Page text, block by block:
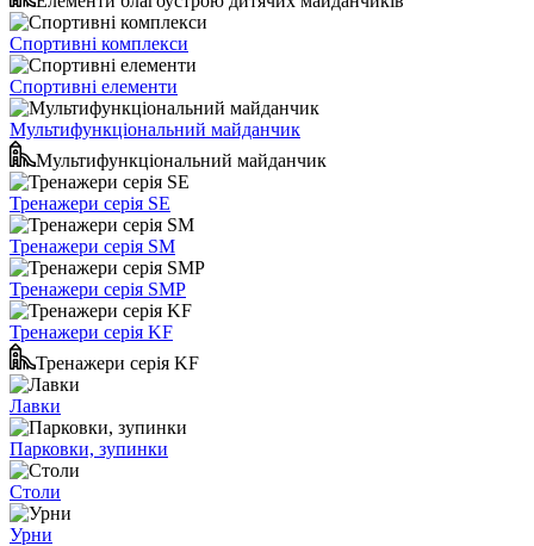
Спортивні комплекси
Спортивні елементи
Мультифункціональний майданчик
Мультифункціональний майданчик
Тренажери серія SE
Тренажери серія SM
Тренажери серія SMP
Тренажери серія KF
Тренажери серія KF
Лавки
Парковки, зупинки
Столи
Урни